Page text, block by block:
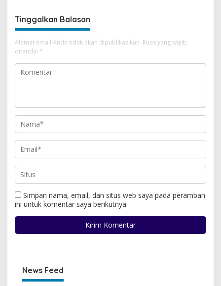
Tinggalkan Balasan
Alamat email Anda tidak akan dipublikasikan. Ruas yang wajib
ditandai *
Simpan nama, email, dan situs web saya pada peramban
ini untuk komentar saya berikutnya.
News Feed